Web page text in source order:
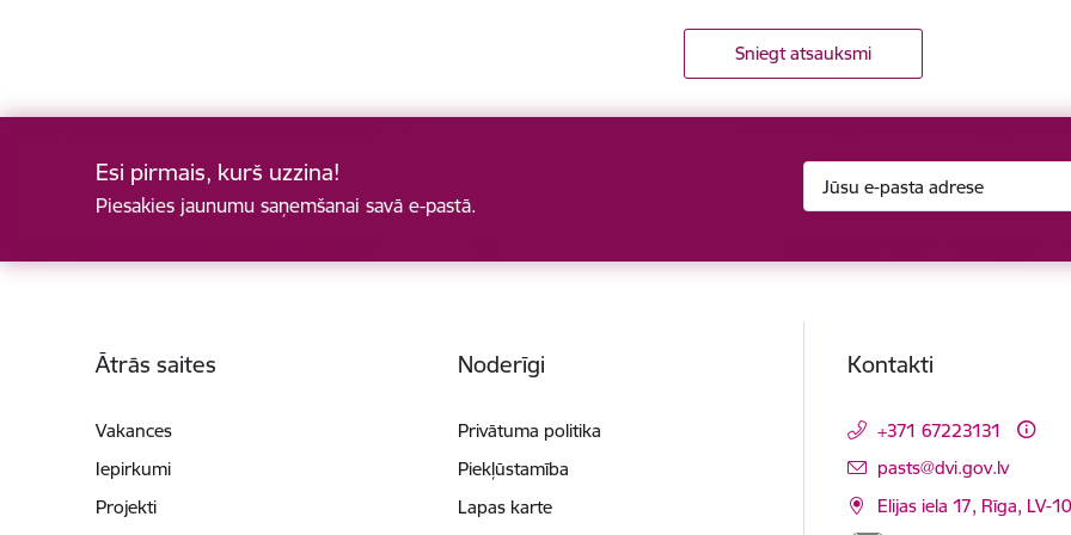
Sniegt atsauksmi
Esi pirmais, kurš uzzina!
Piesakies jaunumu saņemšanai savā e-pastā.
Ātrās saites
Vakances
Iepirkumi
Projekti
Noderīgi
Privātuma politika
Piekļūstamība
Lapas karte
Kontakti
+371 67223131
E-pasts:
pasts@dvi.gov.lv
Elijas iela 17, Rīga, LV-